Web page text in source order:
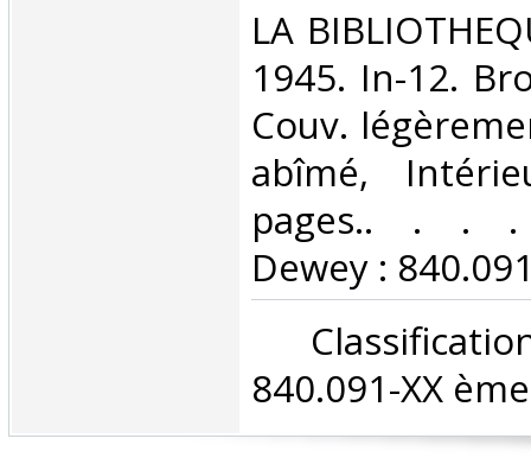
‎LA
1945. In-12.
Couv.
abîmé,
pages.. . . .
Dewey :
840.091-XX